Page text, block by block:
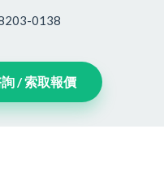
0138
/ 索取報價